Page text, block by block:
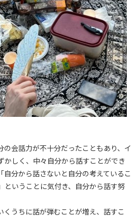
の会話力が不十分だったこともあり、イ
かしく、中々自分から話すことができ
自分から話さないと自分の考えているこ
ということに気付き、自分から話す努
くうちに話が弾むことが増え、話すこ